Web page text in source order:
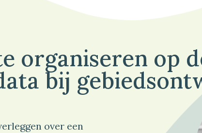
organiseren op
bij
over een